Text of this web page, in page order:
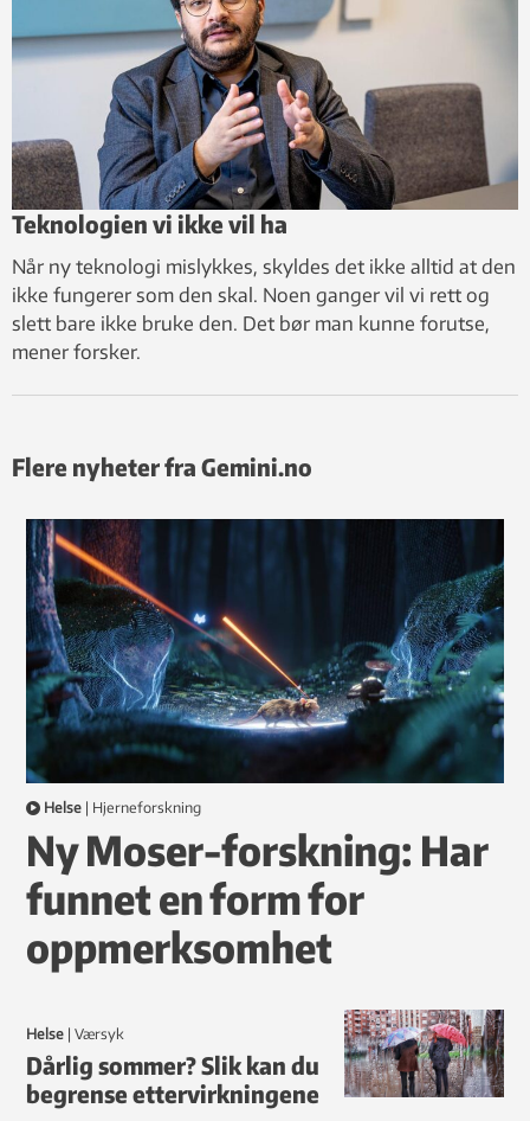
Teknologien vi ikke vil ha
Når ny teknologi mislykkes, skyldes det ikke alltid at den
ikke fungerer som den skal. Noen ganger vil vi rett og
slett bare ikke bruke den. Det bør man kunne forutse,
mener forsker.
Flere nyheter fra Gemini.no
Helse | hjerneforskning
Ny Moser-forskning: Har
funnet en form for
oppmerksomhet
Helse | Værsyk
Dårlig sommer? Slik kan du
begrense ettervirkningene